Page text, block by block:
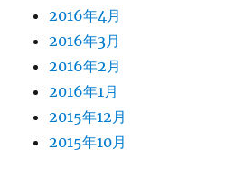
2016年4月
2016年3月
2016年2月
2016年1月
2015年12月
2015年10月